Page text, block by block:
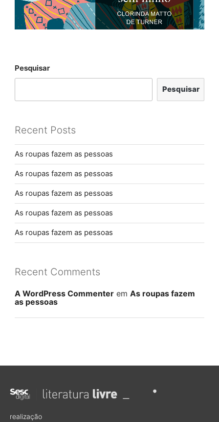
Pesquisar
Pesquisar
Recent Posts
As roupas fazem as pessoas
As roupas fazem as pessoas
As roupas fazem as pessoas
As roupas fazem as pessoas
As roupas fazem as pessoas
Recent Comments
A WordPress Commenter em As roupas fazem
as pessoas
realização